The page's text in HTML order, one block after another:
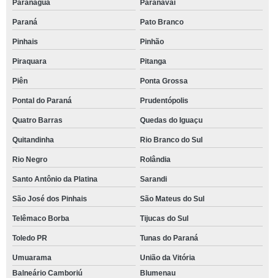
Paranaguá Paranavaí
Paraná Pato Branco
Pinhais Pinhão
Piraquara Pitanga
Piên Ponta Grossa
Pontal do Paraná Prudentópolis
Quatro Barras Quedas do Iguaçu
Quitandinha Rio Branco do Sul
Rio Negro Rolândia
Santo Antônio da Platina Sarandi
São José dos Pinhais São Mateus do Sul
Telêmaco Borba Tijucas do Sul
Toledo PR Tunas do Paraná
Umuarama
União da Vitória
Balneário Camboriú
Blumenau